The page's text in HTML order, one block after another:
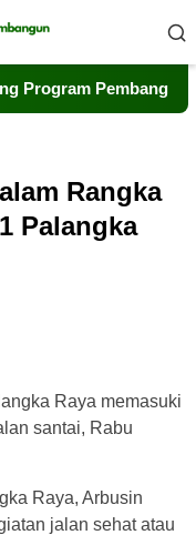
Pembangunan
Rangka
Palangka
Raya memasuki
santai, Rabu
Raya, Arbusin
jalan sehat atau